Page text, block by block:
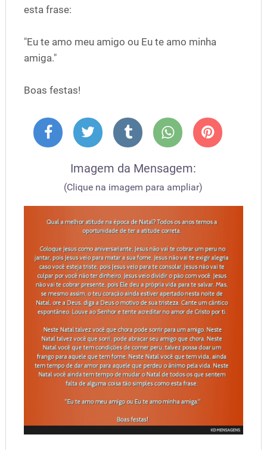
esta frase:
"Eu te amo meu amigo ou Eu te amo minha
amiga."
Boas festas!
Imagem da Mensagem:
(Clique na imagem para ampliar)